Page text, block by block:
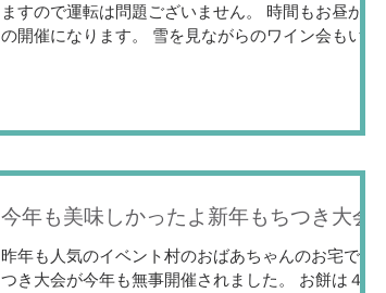
ますので運転は問題ございません。 時間もお昼から
の開催になります。 雪を見ながらのワイン会もいい
今年も美味しかったよ新年もちつき大会
昨年も人気のイベント村のおばあちゃんのお宅で餅
つき大会が今年も無事開催されました。 お餅は４回